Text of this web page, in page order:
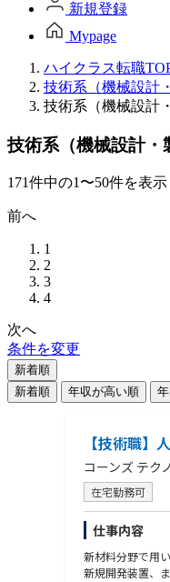
新規登録
Mypage
ハイクラス転職
技術系（機械設計
技術系（機械設計
技術系（機械設計・
171件中の1〜50件を表示
前へ
1
2
3
4
次へ
条件を変更
新着順
新着順
年収が高い順
【技術職】
コーンズ テク
在宅勤務可
仕事内容
新材料分野で用
新規開発装置、